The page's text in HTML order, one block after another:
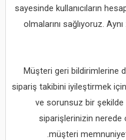
sayesinde kullanıcıların
olmalarını sağlıyoruz.
Müşteri geri bildirimlerine
sipariş takibini iyileştirmek için
ve sorunsuz bir
siparişlerinizin nerede
müşteri